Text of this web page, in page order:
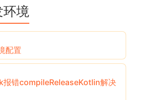
环境
配置
报错compileReleaseKotlin解决